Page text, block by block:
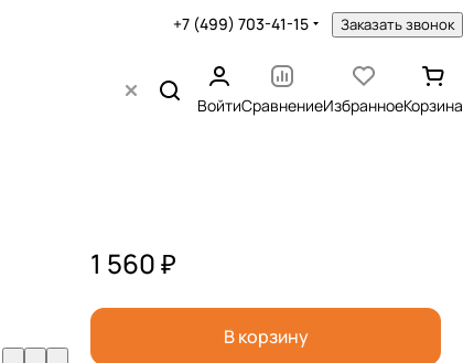
+7 (499) 703-41-15 Заказать звонок
ВойтиСравнениеИзбранноеКорзина
1 560 ₽
В корзину